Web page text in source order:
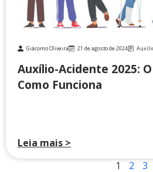
Giácomo Oliveira 21 de agosto de 2024
Auxílio-Acidente 2025: O
Como Funciona
Leia mais >
1
2 3